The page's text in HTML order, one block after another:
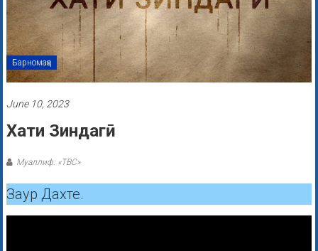
Барномаҳо
June 10, 2023
Хати Зиндагӣ
Муаллиф: «ТВС»
Заур Дахте.